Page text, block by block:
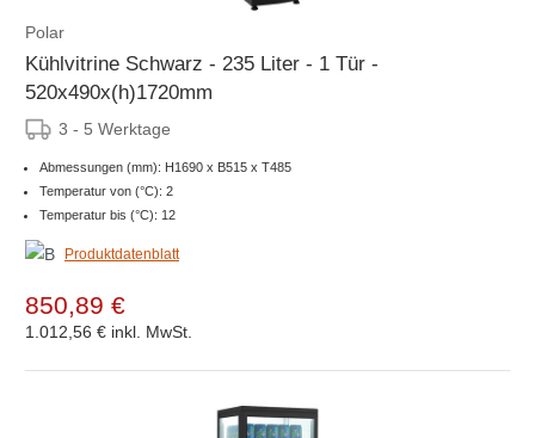
Polar
Kühlvitrine Schwarz - 235 Liter - 1 Tür -
520x490x(h)1720mm
3 - 5 Werktage
Abmessungen (mm): H1690 x B515 x T485
Temperatur von (°C): 2
Temperatur bis (°C): 12
Produktdatenblatt
850,89 €
1.012,56 € inkl. MwSt.